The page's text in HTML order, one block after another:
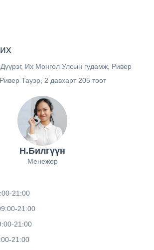
Их Монгол Улсын гудамж, Ривер
Тауэр, 2 давхарт 205 тоот
Н.Билгүүн
Менежер
21:00
21:00
21:00
21:00